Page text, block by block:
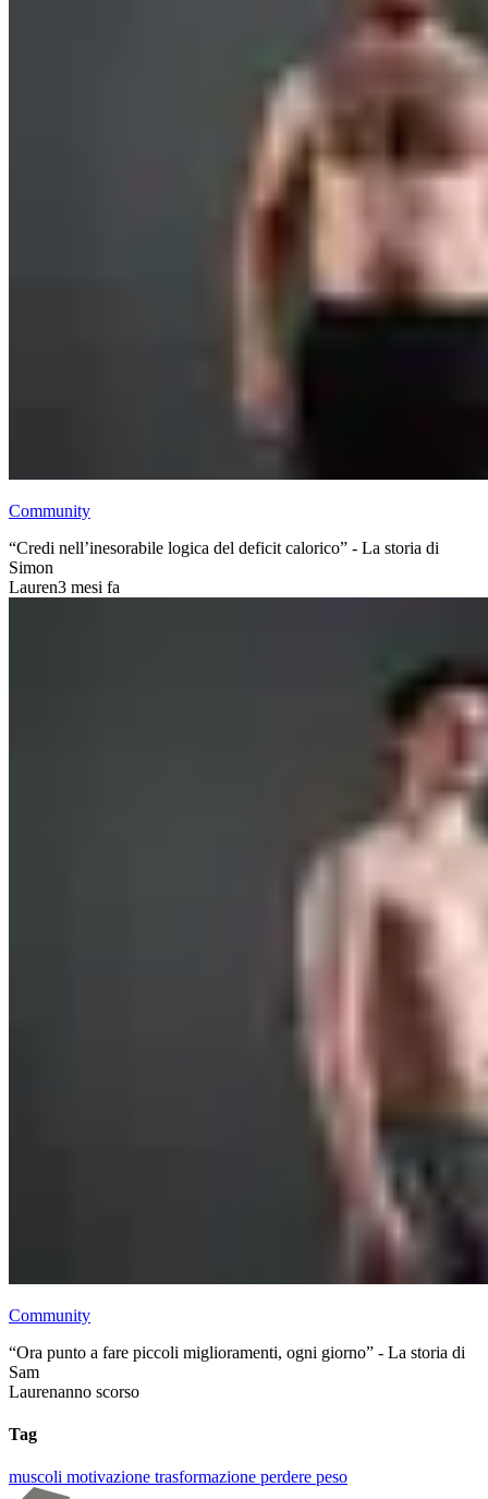
Community
“Credi nell’inesorabile logica del deficit calorico” - La storia di
Simon
Lauren3 mesi fa
Community
“Ora punto a fare piccoli miglioramenti, ogni giorno” - La storia di
Sam
Laurenanno scorso
Tag
muscoli motivazione trasformazione perdere peso